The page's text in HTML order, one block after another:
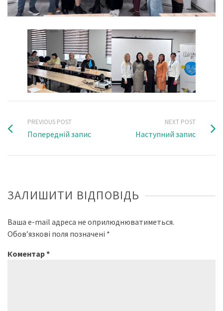
PREVIOUS POST
Попередній запис
NEXT POST
Наступний запис
ЗАЛИШИТИ ВІДПОВІДЬ
Ваша e-mail адреса не оприлюднюватиметься.
Обов’язкові поля позначені *
Коментар*